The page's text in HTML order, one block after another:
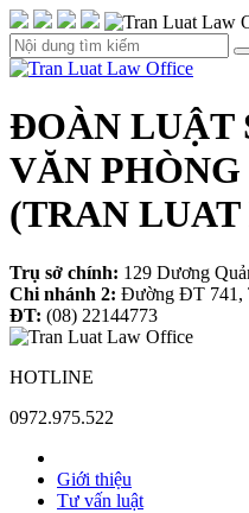
ĐOÀN LUẬT
VĂN
(TRAN
Trụ sở chính: 129 Dương
Chi nhánh 2: Đường ĐT 741,
ĐT: (08) 22144773
HOTLINE
0972.975.522
Giới thiệu
Tư vấn luật